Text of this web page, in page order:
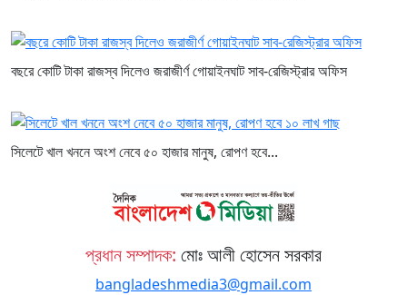
বছরে কোটি টাকা রাজস্ব দিলেও জরাজীর্ণ গোয়াইনঘাট সাব-রেজিস্ট্রার অফিস
সিলেটে খাল খননে অংশ নেবে ৫০ হাজার মানুষ, রোপণ হবে...
প্রধান সম্পাদক: মোঃ আলী হোসেন সরকার
bangladeshmedia3@gmail.com